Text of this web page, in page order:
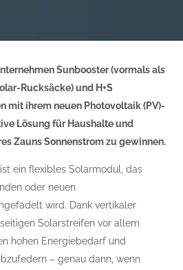
Sunbooster (vormals als
Rucksäcke) und H+S
mit ihrem neuen Photovoltaik (PV)-
Lösung für Haushalte und
Zauns Sonnenstrom zu gewinnen.
ein flexibles Solarmodul, das
oder neuen
wird. Dank vertikaler
Solarstreifen vor allem
hohen Energiebedarf und
– genau dann, wenn